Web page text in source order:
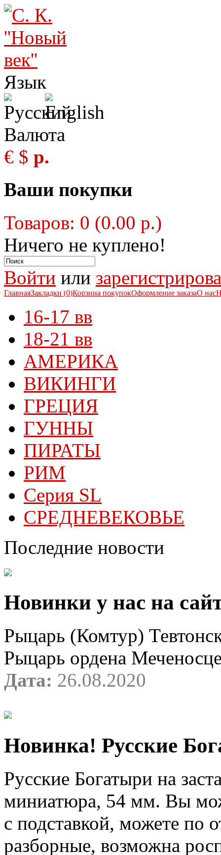
Язык
Валюта
€ $ р.
Ваши покупки
Товаров: 0 (0.00 р.)
Ничего не куплено!
Войти или
ГлавнаяЗакладки (0)Корзина покупокОформление заказаО нас
16-17 вв
18-21 вв
АМЕРИКА
ВИКИНГИ
ГРЕЦИЯ
ГУННЫ
ПИРАТЫ
РИМ
Серия SL
СРЕДНЕВЕКОВЬЕ
Последние новости
Новинки у нас на
Рыцарь (Комтур)
Рыцарь ордена
Дата: 26.08.2020
Новинка! Русские
Русские Богатыри на
миниатюра, 54 мм. Вы
с подставкой, можете по
разборные, возможна